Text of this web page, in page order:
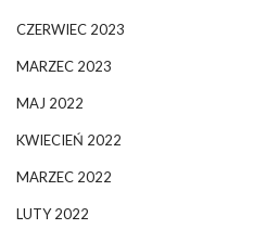
CZERWIEC 2023
MARZEC 2023
MAJ 2022
KWIECIEŃ 2022
MARZEC 2022
LUTY 2022